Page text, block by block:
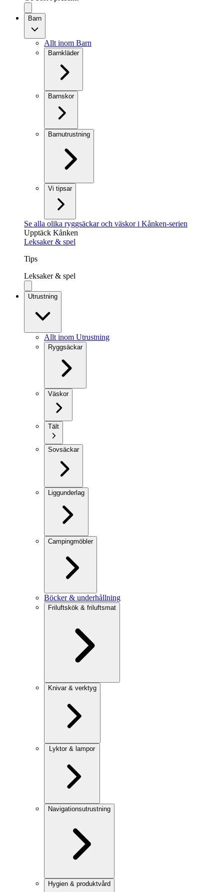
Barn
Allt inom Barn
Barnkläder
Barnskor
Barnutrustning
Vi tipsar
Se alla olika ryggsäckar och väskor i Kånken-serien
Upptäck Kånken
Leksaker & spel
Tips
Leksaker & spel
Utrustning
Allt inom Utrustning
Ryggsäckar
Väskor
Tält
Sovsäckar
Liggunderlag
Campingmöbler
Böcker & underhållning
Friluftskök & friluftsmat
Knivar & verktyg
Lyktor & lampor
Navigationsutrustning
Hygien & produktvård